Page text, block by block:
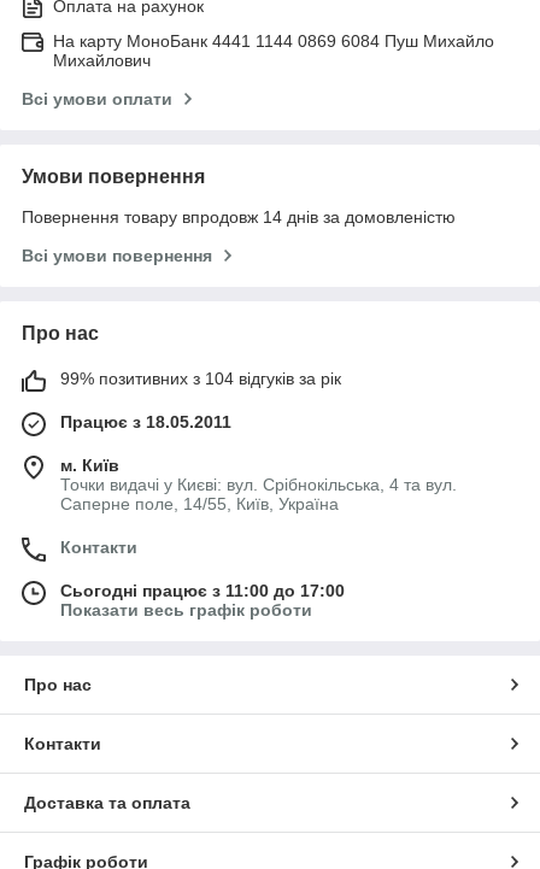
Оплата на рахунок
На карту МоноБанк 4441 1144 0869 6084 Пуш Михайло
Михайлович
Всі умови оплати
Умови повернення
Повернення товару впродовж 14 днів за домовленістю
Всі умови повернення
Про нас
99% позитивних з 104 відгуків за рік
Працює з 18.05.2011
м. Київ
Точки видачі у Києві: вул. Срібнокільська, 4 та вул.
Саперне поле, 14/55, Київ, Україна
Контакти
Сьогодні працює з 11:00 до 17:00
Показати весь графік роботи
Про нас
Контакти
Доставка та оплата
Графік роботи